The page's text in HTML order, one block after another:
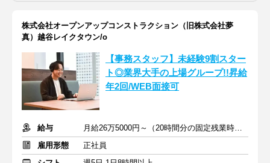
株式会社オープンアップコンストラクション（旧株式会社夢
真）越谷レイクタウン/o
【事務スタッフ】未経験9割スター
ト◎業界大手の上場グループ!!昇給
年2回/WEB面接可
給与
月給26万5000円～（20時間分の固定残業時間代を含む）
雇用形態
正社員